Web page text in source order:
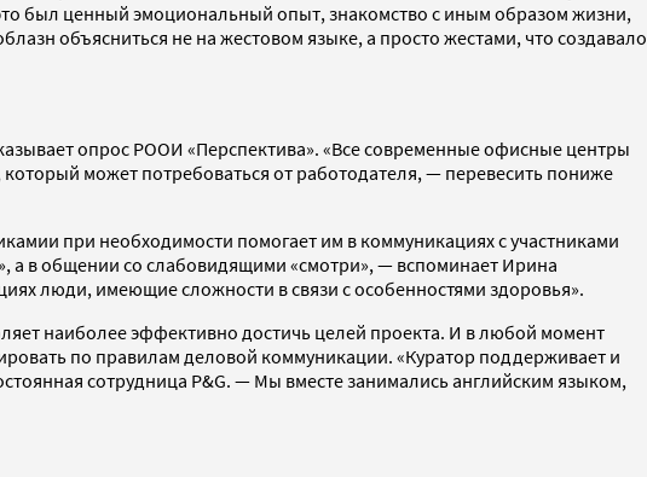
был ценный эмоциональный опыт, знакомство с иным образом жизни,
объясниться не на жестовом языке, а просто жестами, что создавало
опрос РООИ «Перспектива». «Все современные офисные центры
может потребоваться от работодателя, — перевесить пониже
при необходимости помогает им в коммуникациях с участниками
а в общении со слабовидящими «смотри», — вспоминает Ирина
люди, имеющие сложности в связи с особенностями здоровья».
наиболее эффективно достичь целей проекта. И в любой момент
по правилам деловой коммуникации. «Куратор поддерживает и
сотрудница P&G. — Мы вместе занимались английским языком,